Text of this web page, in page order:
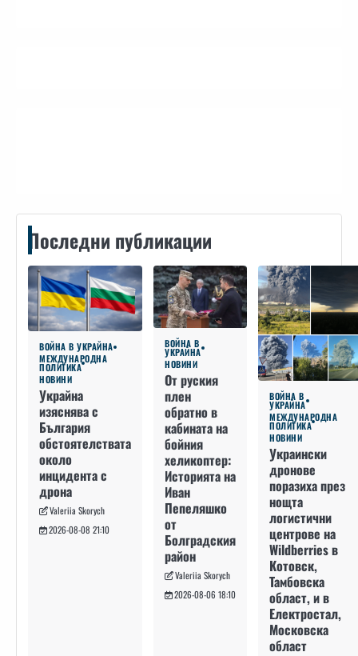
Последни публикации
ВОЙНА В УКРАЙНА
МЕЖДУНАРОДНА
ПОЛИТИКА
НОВИНИ
Украйна
изяснява с
България
обстоятелствата
около
инцидента с
дрона
Valeriia Skorych
2026-08-08 21:10
ВОЙНА В
УКРАЙНА
НОВИНИ
От руския
плен
обратно в
кабината на
бойния
хеликоптер:
Историята на
Иван
Пепеляшко
от
Болградския
район
Valeriia Skorych
2026-08-06 18:10
ВОЙНА В
УКРАЙНА
МЕЖДУНАРОДНА
ПОЛИТИКА
НОВИНИ
Украински
дронове
поразиха през
нощта
логистични
центрове на
Wildberries в
Котовск,
Тамбовска
област, и в
Електростал,
Московска
област